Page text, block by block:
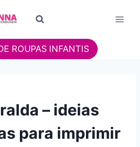
ROUPAS INFANTIS
– ideias
para imprimir